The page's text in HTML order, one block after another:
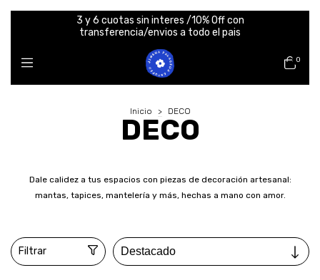
3 y 6 cuotas sin interes /10% Off con
transferencia/envios a todo el pais
0
Inicio > DECO
DECO
Dale calidez a tus espacios con piezas de decoración artesanal:
mantas, tapices, mantelería y más, hechas a mano con amor.
Filtrar